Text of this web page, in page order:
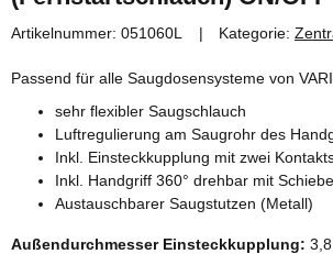
Artikelnummer: 051060L Kategorie:
Passend für alle Saugdosensysteme von
sehr flexibler Saugschlauch
Luftregulierung am Saugrohr des
Inkl. Einsteckkupplung mit zwei
Inkl. Handgriff 360° drehbar mit
Austauschbarer Saugstutzen (Metall)
Außendurchmesser Einsteckkupplung: